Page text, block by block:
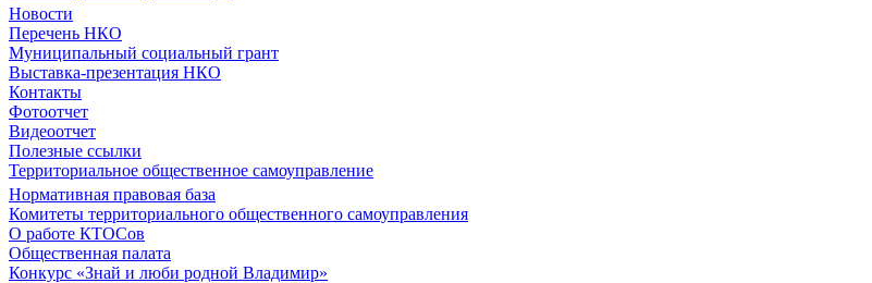
Новости
Перечень НКО
Муниципальный социальный грант
Выставка-презентация НКО
Контакты
Фотоотчет
Видеоотчет
Полезные ссылки
Территориальное общественное самоуправление
Нормативная правовая база
Комитеты территориального общественного самоуправления
О работе КТОСов
Общественная палата
Конкурс «Знай и люби родной Владимир»